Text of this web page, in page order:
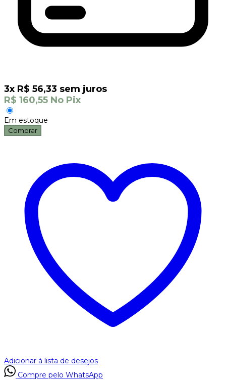
3x R$ 56,33 sem juros
R$ 160,55 No Pix
Em estoque
Comprar
Adicionar à lista de desejos
Compre pelo WhatsApp